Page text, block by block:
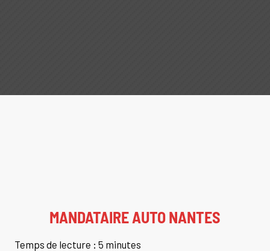
MANDATAIRE AUTO NANTES
Temps de lecture : 5 minutes